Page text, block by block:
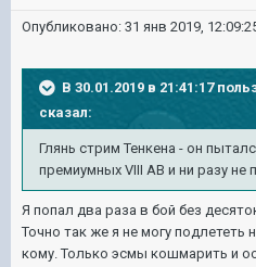
Опубликовано: 31 янв 2019,
В 30.01.2019 в 21:41:17
сказал:
Глянь стрим Тенкена - он
премиумных VIII АВ и ни разу не
Я попал два раза в бой без
Точно так же я не могу подлететь
кому. Только эсмы кошмарить и